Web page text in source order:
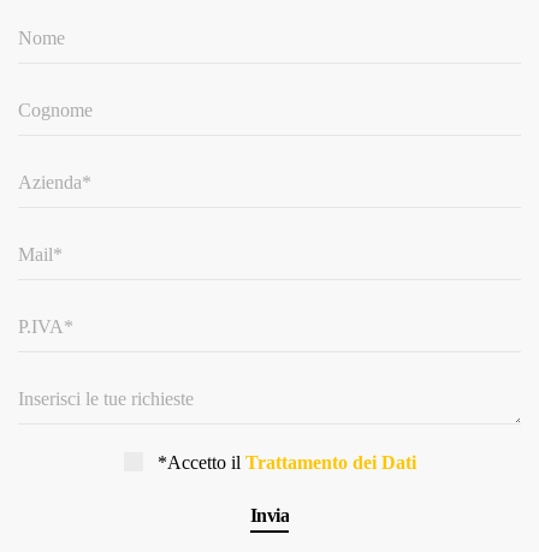
*Accetto il Trattamento dei Dati